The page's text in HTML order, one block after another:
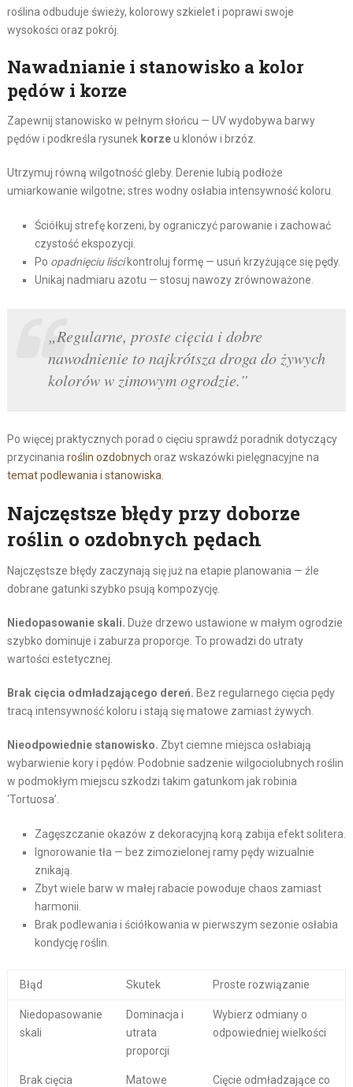
roślina odbuduje świeży, kolorowy szkielet i poprawi swoje
wysokości oraz pokrój.
Nawadnianie i stanowisko a kolor
pędów i korze
Zapewnij stanowisko w pełnym słońcu — UV wydobywa barwy
pędów i podkreśla rysunek korzeu klonów i brzóz.
Utrzymuj równą wilgotność gleby. Derenie lubią podłoże
umiarkowanie wilgotne; stres wodny osłabia intensywność koloru.
Ściółkuj strefę korzeni, by ograniczyć parowanie i zachować
czystość ekspozycji.
Po opadnięciu liścikontroluj formę — usuń krzyżujące się pędy.
Unikaj nadmiaru azotu — stosuj nawozy zrównoważone.
„Regularne, proste cięcia i dobre
nawodnienie to najkrótsza droga do żywych
kolorów w zimowym ogrodzie.”
Po więcej praktycznych porad o cięciu sprawdź poradnik dotyczący
przycinania roślin ozdobnych oraz wskazówki pielęgnacyjne na
temat podlewania i stanowiska
Najczęstsze błędy przy doborze
roślin o ozdobnych pędach
Najczęstsze błędy zaczynają się już na etapie planowania — źle
dobrane gatunki szybko psują kompozycję.
Niedopasowanie skali. Duże drzewo ustawione w małym ogrodzie
szybko dominuje i zaburza proporcje. To prowadzi do utraty
wartości estetycznej.
Brak cięcia odmładzającego dereń. Bez regularnego cięcia pędy
tracą intensywność koloru i stają się matowe zamiast żywych.
Nieodpowiednie stanowisko. Zbyt ciemne miejsca osłabiają
wybarwienie kory i pędów. Podobnie sadzenie wilgociolubnych roślin
w podmokłym miejscu szkodzi takim gatunkom jak robinia
‘Tortuosa’.
Zagęszczanie okazów z dekoracyjną korą zabija efekt solitera.
Ignorowanie tła — bez zimozielonej ramy pędy wizualnie
znikają.
Zbyt wiele barw w małej rabacie powoduje chaos zamiast
harmonii.
Brak podlewania i ściółkowania w pierwszym sezonie osłabia
kondycję roślin.
Błąd Skutek Proste rozwiązanie
Niedopasowanie
skali
Dominacja i
utrata
proporcji
Wybierz odmiany o
odpowiedniej wielkości
Brak cięcia
Matowe
Cięcie odmładzające co